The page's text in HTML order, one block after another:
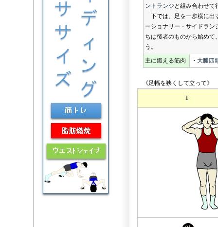
ントランジ と組み合わせて
下では、足を一歩横に出
ーショナリー・サイドラン
ちは後者のものから始めて
う。
主に鍛える筋肉
・ 大腿
《足幅を狭くして立って》
1